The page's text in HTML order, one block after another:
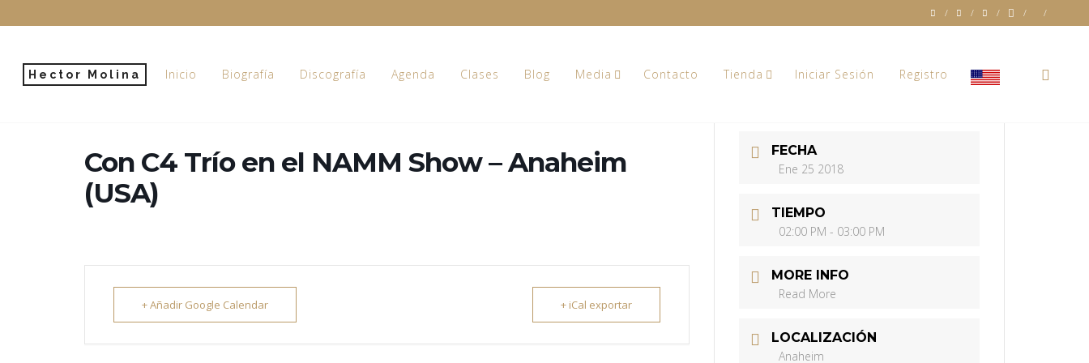
Hector Molina Inicio Biografía Discografía Agenda Clases Blog Media Contacto Tienda Iniciar Sesión Registro
0
Con C4 Trío en el NAMM Show – Anaheim
(USA)
+ Añadir Google Calendar + iCal exportar
FECHA
Ene 25 2018
TIEMPO
02:00 PM - 03:00 PM
MORE INFO
Read More
LOCALIZACIÓN
Anaheim